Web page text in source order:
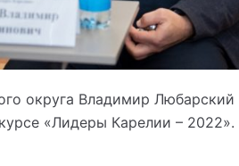
округа Владимир
«Лидеры Карелии – 2022».